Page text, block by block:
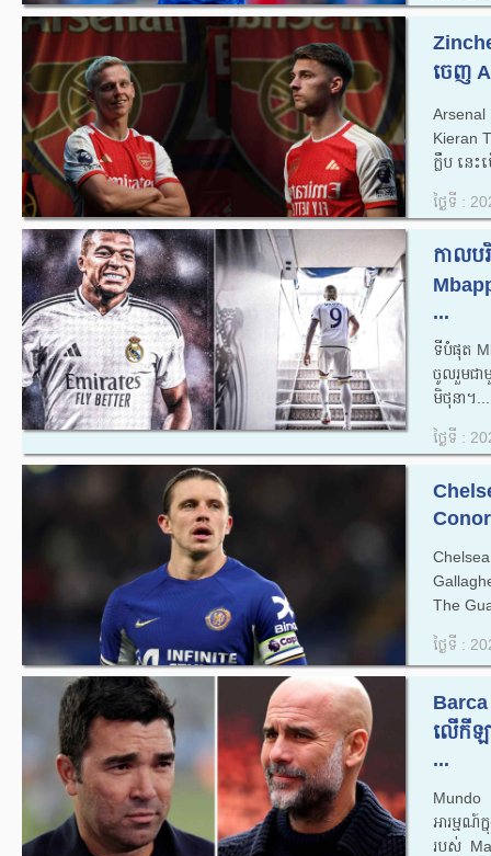
ចេញ
Kieran
ក្លឹប នេ
ថ្ងៃទី :
កាលប
...
ទីបំផុត
ចូលរួមជា
មិថុនា។...
ថ្ងៃទី :
The
ថ្ងៃទី :
Barca
លើកីឡ
...
Mundo
អារម្មណ៍
របស់